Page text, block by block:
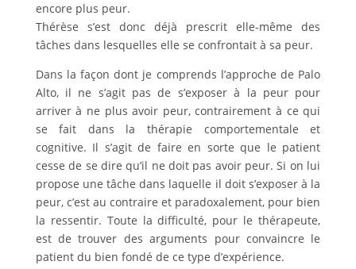
encore plus peur.
Thérèse s’est donc déjà prescrit elle-même des
tâches dans lesquelles elle se confrontait à sa peur.
Dans la façon dont je comprends l’approche de Palo
Alto, il ne s’agit pas de s’exposer à la peur pour
arriver à ne plus avoir peur, contrairement à ce qui
se fait dans la thérapie comportementale et
cognitive. Il s’agit de faire en sorte que le patient
cesse de se dire qu’il ne doit pas avoir peur. Si on lui
propose une tâche dans laquelle il doit s’exposer à la
peur, c’est au contraire et paradoxalement, pour bien
la ressentir. Toute la difficulté, pour le thérapeute,
est de trouver des arguments pour convaincre le
patient du bien fondé de ce type d’expérience.